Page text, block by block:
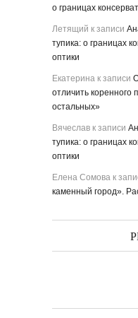
о границах
Летящий к записи
тупика: о границах
оптики
Екатерина к записи
отличить коренного
остальных»
Вячеслав к записи
тупика: о границах
оптики
Елена Сомова к
каменный город».